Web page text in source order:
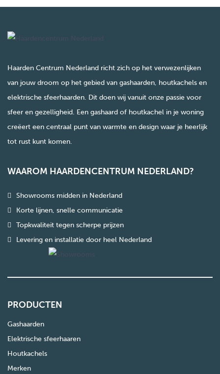
Haarden Centrum Nederland richt zich op het verwezenlijken
van jouw droom op het gebied van gashaarden, houtkachels en
elektrische sfeerhaarden. Dit doen wij vanuit onze passie voor
sfeer en gezelligheid. Een gashaard of houtkachel in je woning
creëert een centraal punt van warmte en design waar je heerlijk
tot rust kunt komen.
WAAROM HAARDENCENTRUM NEDERLAND?
Showrooms midden in Nederland
Korte lijnen, snelle communicatie
Topkwaliteit tegen scherpe prijzen
Levering en installatie door heel Nederland
PRODUCTEN
Gashaarden
Elektrische sfeerhaaren
Houtkachels
Merken